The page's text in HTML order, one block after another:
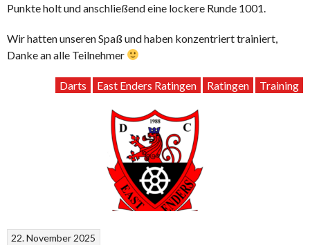
Punkte holt und anschließend eine lockere Runde 1001.
Wir hatten unseren Spaß und haben konzentriert trainiert,
Danke an alle Teilnehmer
Darts East Enders Ratingen Ratingen Training
22. November 2025